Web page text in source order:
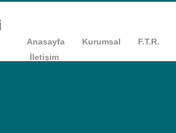
Anasayfa Kurumsal F.T.R.
İletişim